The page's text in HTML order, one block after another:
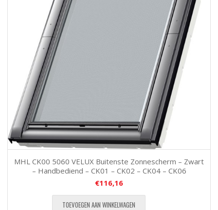
MHL CK00 5060 VELUX Buitenste Zonnescherm – Zwart
– Handbediend – CK01 – CK02 – CK04 – CK06
€116,16
TOEVOEGEN AAN WINKELWAGEN